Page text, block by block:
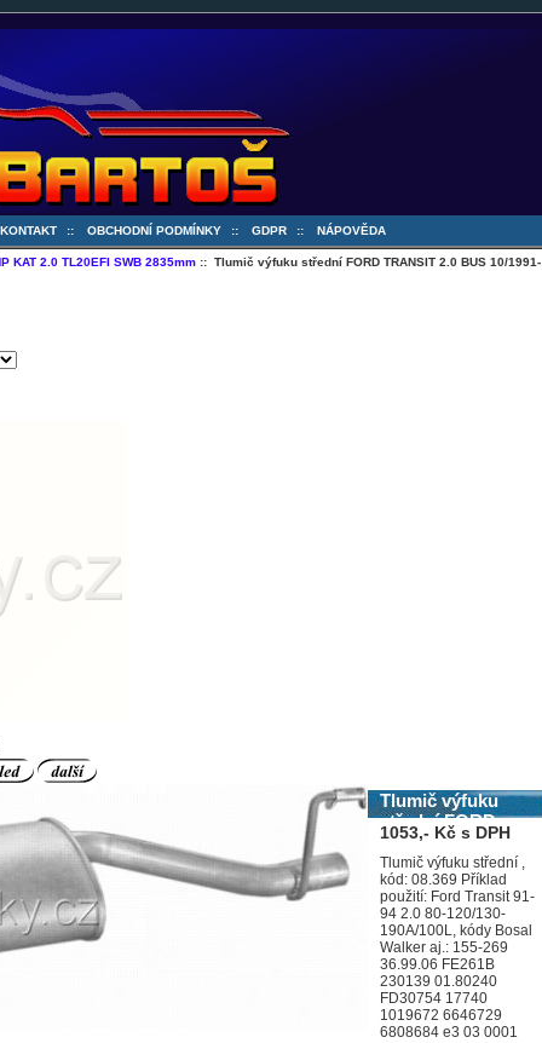
KONTAKT :: OBCHODNÍ PODMÍNKY :: GDPR :: NÁPOVĚDA
KAT 2.0 TL20EFI SWB 2835mm :: Tlumič výfuku střední FORD TRANSIT 2.0 BUS 10/1991-
Tlumič výfuku
střední FORD
TRANSIT 2.0 BUS
10/1991-7/1994
2000ccm 64-72kW /
87-98HP KAT 2.0
TL20EFI SWB
2835mm
1053,- Kč s DPH
Tlumič výfuku střední ,
kód: 08.369 Příklad
použití: Ford Transit 91-
94 2.0 80-120/130-
190A/100L, kódy Bosal
Walker aj.: 155-269
36.99.06 FE261B
230139 01.80240
FD30754 17740
1019672 6646729
6808684 e3 03 0001